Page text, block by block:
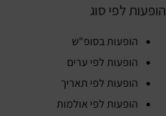
הופעות לפי סוג
הופעות בסופ"ש
הופעות לפי ערים
הופעות לפי תאריך
הופעות לפי אולמות